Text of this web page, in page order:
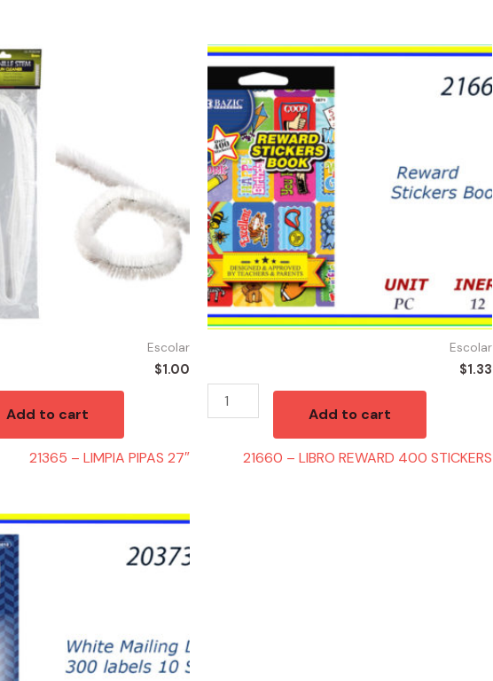
Escolar
$1.00
Add to cart
21365 – LIMPIA PIPAS 27″
Escolar
$1.33
21660
LIBRO
REWARD
400
STICKERS
quantity
Add to cart
21660 – LIBRO REWARD 400 STICKERS